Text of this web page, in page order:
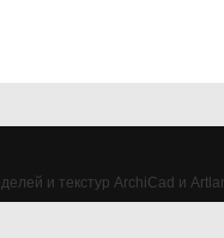
и текстур ArchiCad и